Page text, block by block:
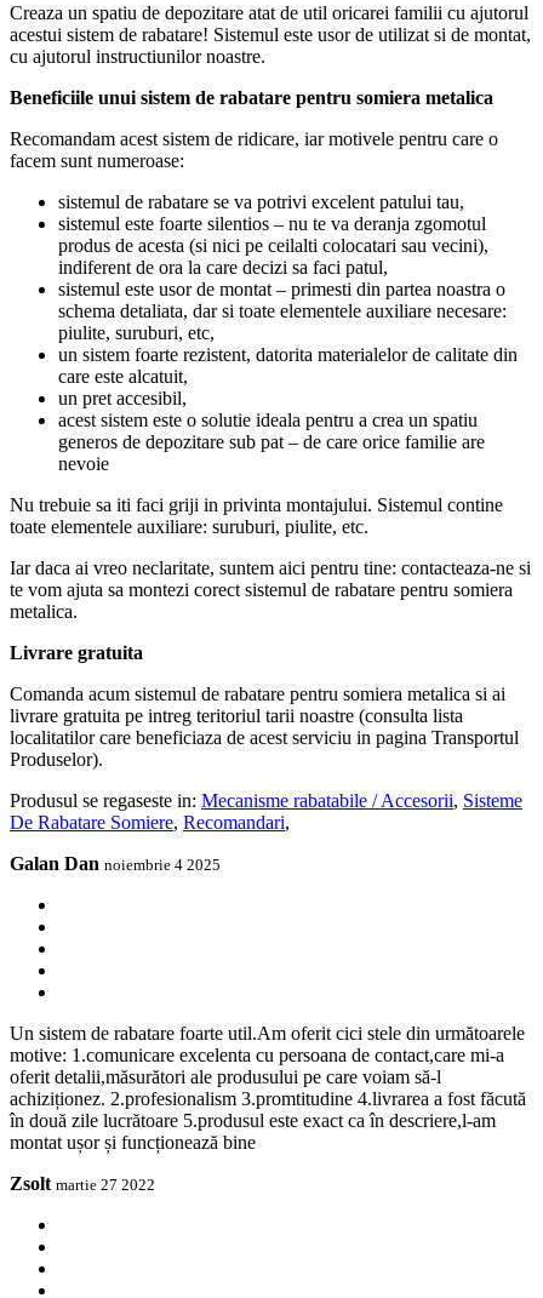
Creaza un spatiu de depozitare atat de util oricarei familii cu ajutorul
acestui sistem de rabatare! Sistemul este usor de utilizat si de montat,
cu ajutorul instructiunilor noastre.
Beneficiile unui sistem de rabatare pentru somiera metalica
Recomandam acest sistem de ridicare, iar motivele pentru care o
facem sunt numeroase:
sistemul de rabatare se va potrivi excelent patului tau,
sistemul este foarte silentios – nu te va deranja zgomotul
produs de acesta (si nici pe ceilalti colocatari sau vecini),
indiferent de ora la care decizi sa faci patul,
sistemul este usor de montat – primesti din partea noastra o
schema detaliata, dar si toate elementele auxiliare necesare:
piulite, suruburi, etc,
un sistem foarte rezistent, datorita materialelor de calitate din
care este alcatuit,
un pret accesibil,
acest sistem este o solutie ideala pentru a crea un spatiu
generos de depozitare sub pat – de care orice familie are
nevoie
Nu trebuie sa iti faci griji in privinta montajului. Sistemul contine
toate elementele auxiliare: suruburi, piulite, etc.
Iar daca ai vreo neclaritate, suntem aici pentru tine: contacteaza-ne si
te vom ajuta sa montezi corect sistemul de rabatare pentru somiera
metalica.
Livrare gratuita
Comanda acum sistemul de rabatare pentru somiera metalica si ai
livrare gratuita pe intreg teritoriul tarii noastre (consulta lista
localitatilor care beneficiaza de acest serviciu in pagina Transportul
Produselor).
Produsul se regaseste in: Mecanisme rabatabile / Accesorii, Sisteme
De Rabatare Somiere, Recomandari,
Galan Dan noiembrie 4 2025
Un sistem de rabatare foarte util.Am oferit cici stele din următoarele
motive: 1.comunicare excelenta cu persoana de contact,care mi-a
oferit detalii,măsurători ale produsului pe care voiam să-l
achiziționez. 2.profesionalism 3.promtitudine 4.livrarea a fost făcută
în două zile lucrătoare 5.produsul este exact ca în descriere,l-am
montat ușor și funcționează bine
Zsolt martie 27 2022